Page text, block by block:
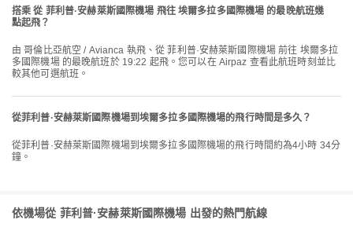
搭乘 從 菲利普·安赫萊斯國際機場 飛往 埃爾多拉多國際機場 的最晚航班幾
點起飛？
由 哥倫比亞航空 / Avianca 執飛、從 菲利普·安赫萊斯國際機場 前往 埃爾多拉
多國際機場 的最晚航班於 19:22 起飛。您可以在 Airpaz 查看此航班時刻並比
較其他可選航班。
從菲利普·安赫萊斯國際機場到埃爾多拉多國際機場的飛行時間是多久？
從菲利普·安赫萊斯國際機場到埃爾多拉多國際機場的飛行時間約為4小時 34分
鐘。
依機場從 菲利普·安赫萊斯國際機場 出發的熱門航線